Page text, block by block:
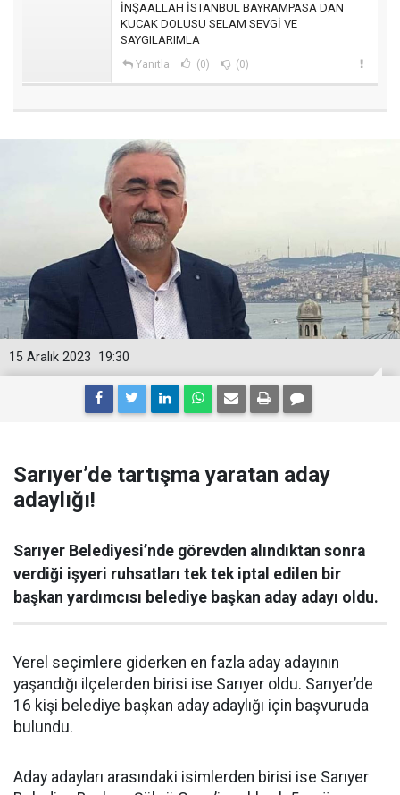
İNŞAALLAH İSTANBUL BAYRAMPASA DAN
KUCAK DOLUSU SELAM SEVGİ VE
SAYGILARIMLA
Yanıtla (0) (0)
19:30
15 Aralık 2023
Sarıyer’de tartışma yaratan aday
adaylığı!
Sarıyer Belediyesi’nde görevden alındıktan sonra
verdiği işyeri ruhsatları tek tek iptal edilen bir
başkan yardımcısı belediye başkan aday adayı oldu.
Yerel seçimlere giderken en fazla aday adayının
yaşandığı ilçelerden birisi ise Sarıyer oldu. Sarıyer’de
16 kişi belediye başkan aday adaylığı için başvuruda
bulundu.
Aday adayları arasındaki isimlerden birisi ise Sarıyer